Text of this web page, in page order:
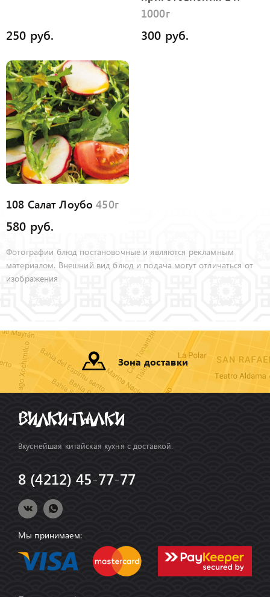
250 руб.
1000г
300 руб.
108 Салат Лоубо450г
580 руб.
Фотографии блюд постановочные и являются рекламным
материалом. Внешний вид блюд и подача могут отличаться от
изображения
Зона доставки
Вкуснейшая китайская кухня с доставкой.
8 (4212) 45-77-77
Мы принимаем: